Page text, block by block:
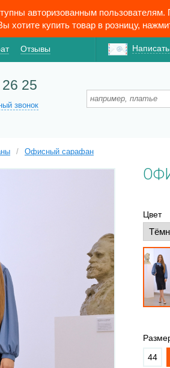
авторизованным пользователям.
хотите купить товар в розницу,
Отзывы
25
звонок
/ Офисный сарафан
Цвет
44